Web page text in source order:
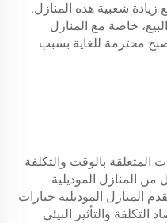
زيادة شعبية هذه المنازل.
خاصة مع المنازل
محترمة للغاية بسبب
المتعلقة بالوقت والتكلفة
من المنازل الموديلية
المنازل الموديلية خيارات
التكلفة والتأثير البيئي